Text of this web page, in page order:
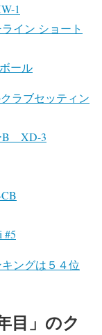
1
イン ショート
ール
ラブセッティン
B XD-3
#5
ングは５４位
目」のク